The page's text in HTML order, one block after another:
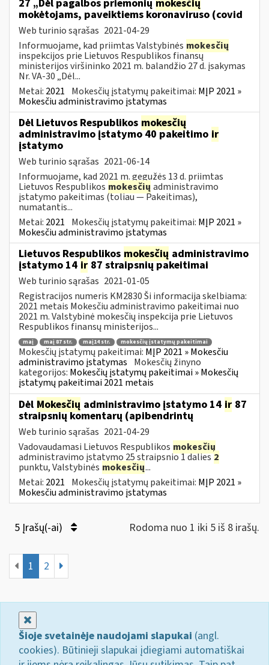
27 „Dėl pagalbos priemonių mokesčių
mokėtojams, paveiktiems koronaviruso (covid
Web turinio sąrašas 2021-04-29
Informuojame, kad priimtas Valstybinės mokesčių
inspekcijos prie Lietuvos Respublikos finansų
ministerijos viršininko 2021 m. balandžio 27 d. įsakymas
Nr. VA-30 „Dėl...
Metai: 2021 Mokesčių įstatymų pakeitimai: MĮP 2021 »
Mokesčiu administravimo įstatymas
Dėl Lietuvos Respublikos mokesčių
administravimo įstatymo 40 pakeitimo ir
įstatymo
Web turinio sąrašas 2021-06-14
Informuojame, kad 2021 m. gegužės 13 d. priimtas
Lietuvos Respublikos mokesčių administravimo
įstatymo pakeitimas (toliau — Pakeitimas),
numatantis...
Metai: 2021 Mokesčių įstatymų pakeitimai: MĮP 2021 »
Mokesčiu administravimo įstatymas
Lietuvos Respublikos mokesčių administravimo
įstatymo 14 ir 87 straipsnių pakeitimai
Web turinio sąrašas 2021-01-05
Registracijos numeris KM2830 Ši informacija skelbiama:
2021 metais Mokesčiu administravimo pakeitimai nuo
2021 m. Valstybinė mokesčių inspekcija prie Lietuvos
Respublikos finansų ministerijos...
maį maį 87 str. maį14 str. mokesčių įstatymų pakeitimai
Mokesčių įstatymų pakeitimai: MĮP 2021 » Mokesčiu
administravimo įstatymas Mokesčių žinyno
kategorijos: Mokesčių įstatymų pakeitimai » Mokesčių
įstatymų pakeitimai 2021 metais
Dėl Mokesčių administravimo įstatymo 14 ir 87
straipsnių komentarų (apibendrintų
Web turinio sąrašas 2021-04-29
Vadovaudamasi Lietuvos Respublikos mokesčių
administravimo įstatymo 25 straipsnio 1 dalies2
punktu, Valstybinės mokesčių...
Metai: 2021 Mokesčių įstatymų pakeitimai: MĮP 2021 »
Mokesčiu administravimo įstatymas
5 Įrašų(-ai) Rodoma nuo 1 iki 5 iš 8 irašų.
1 2
Šioje svetainėje naudojami slapukai (angl.
cookies). Būtinieji slapukai įdiegiami automatiškai